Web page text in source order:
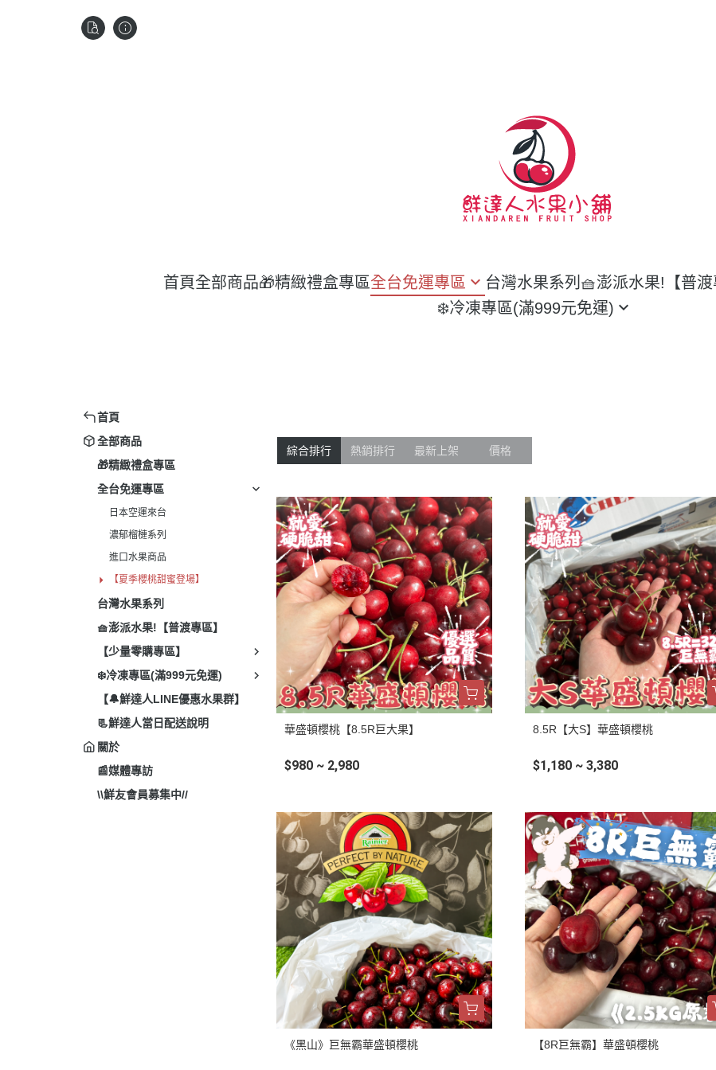
首頁全部商品🎁精緻禮盒專區全台免運專區 台灣水果系列 🧺澎派水果!【普渡
❄️冷凍專區(滿999元免運)
微波煮食/水餃/蘿蔔糕
首頁
全部商品
🎁精緻禮盒專區
全台免運專區
日本空運來台
濃郁榴槤系列
進口水果商品
【夏季櫻桃甜蜜登場】
台灣水果系列
🧺澎派水果!【普渡專區】
【少量零購專區】
❄️冷凍專區(滿999元免運)
【🔔鮮達人LINE優惠水果群】
📃鮮達人當日配送說明
關於
📰媒體專訪
\\鮮友會員募集中//
綜合排行 熱銷排行 最新上架 價格
華盛頓櫻桃【8.5R巨大果】
$980 ~ 2,980
8.5R【大S】華盛頓櫻桃
$1,180 ~ 3,380
《黑山》巨無霸華盛頓櫻桃 【8R巨無霸】華盛頓櫻桃